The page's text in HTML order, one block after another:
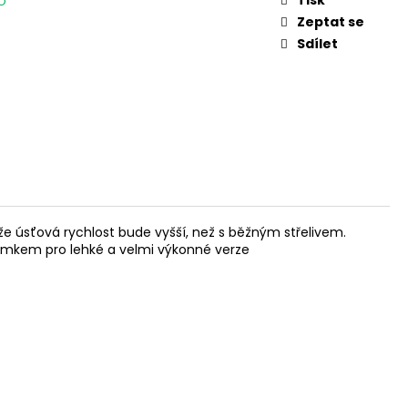
Zeptat se
Sdílet
úsťová rychlost bude vyšší, než s běžným střelivem.
pro lehké a velmi výkonné verze